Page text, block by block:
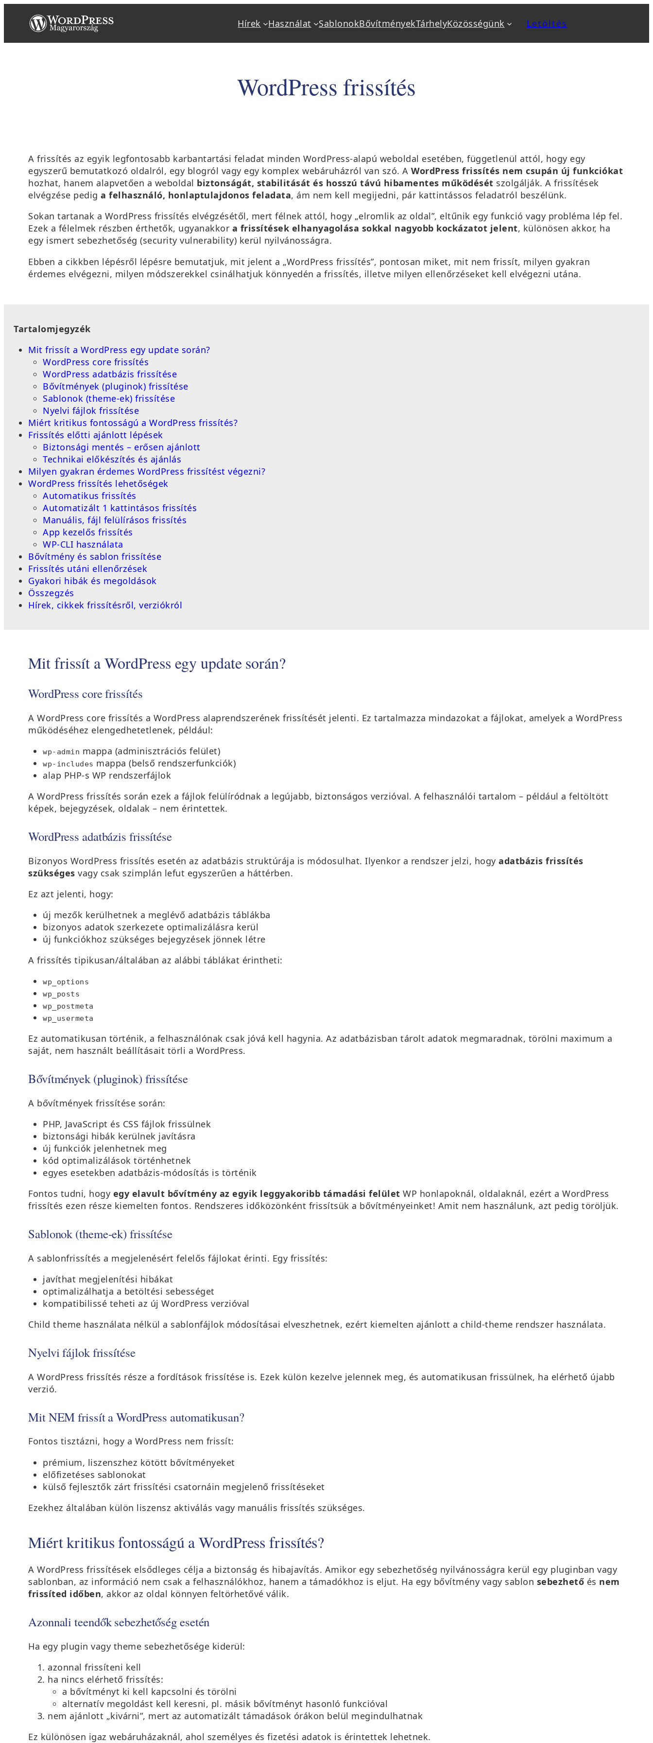
tartalomhoz
Hírek Használat
Jellemzők
Követelmények
Sablonok, bővítmények
Fejlesztő keresés
Beállítások
Bővítmény, sablon telepítés
Oktatás, tanfolyamok
SablonokBővítményekTárhelyKözösségünk Letöltés
WordPress frissítés
A frissítés az egyik legfontosabb karbantartási feladat minden WordPress-alapú weboldal esetében, függetlenül attól, hogy egy
egyszerű bemutatkozó oldalról, egy blogról vagy egy komplex webáruházról van szó. A WordPress frissítés nem csupán új funkciókat
hozhat, hanem alapvetően a weboldal biztonságát, stabilitását és hosszú távú hibamentes működését szolgálják. A frissítések
elvégzése pedig a felhasználó, honlaptulajdonos feladata, ám nem kell megijedni, pár kattintássos feladatról beszélünk.
Sokan tartanak a WordPress frissítés elvégzésétől, mert félnek attól, hogy „elromlik az oldal”, eltűnik egy funkció vagy probléma lép fel.
Ezek a félelmek részben érthetők, ugyanakkor a frissítések elhanyagolása sokkal nagyobb kockázatot jelent, különösen akkor, ha
egy ismert sebezhetőség (security vulnerability) kerül nyilvánosságra.
Ebben a cikkben lépésről lépésre bemutatjuk, mit jelent a „WordPress frissítés”, pontosan miket, mit nem frissít, milyen gyakran
érdemes elvégezni, milyen módszerekkel csinálhatjuk könnyedén a frissítés, illetve milyen ellenőrzéseket kell elvégezni utána.
Tartalomjegyzék
Mit frissít a WordPress egy update során?
WordPress core frissítés
WordPress adatbázis frissítése
Bővítmények (pluginok) frissítése
Sablonok (theme-ek) frissítése
Nyelvi fájlok frissítése
Miért kritikus fontosságú a WordPress frissítés?
Frissítés előtti ajánlott lépések
Biztonsági mentés – erősen ajánlott
Technikai előkészítés és ajánlás
Milyen gyakran érdemes WordPress frissítést végezni?
WordPress frissítés lehetőségek
Automatikus frissítés
Automatizált 1 kattintásos frissítés
Manuális, fájl felülírásos frissítés
App kezelős frissítés
WP-CLI használata
Bővítmény és sablon frissítése
Frissítés utáni ellenőrzések
Gyakori hibák és megoldások
Összegzés
Hírek, cikkek frissítésről, verziókról
Mit frissít a WordPress egy update során?
WordPress core frissítés
A WordPress core frissítés a WordPress alaprendszerének frissítését jelenti. Ez tartalmazza mindazokat a fájlokat, amelyek a WordPress
működéséhez elengedhetetlenek, például:
wp-admin mappa (adminisztrációs felület)
wp-includes mappa (belső rendszerfunkciók)
alap PHP-s WP rendszerfájlok
A WordPress frissítés során ezek a fájlok felülíródnak a legújabb, biztonságos verzióval. A felhasználói tartalom – például a feltöltött
képek, bejegyzések, oldalak – nem érintettek.
WordPress adatbázis frissítése
Bizonyos WordPress frissítés esetén az adatbázis struktúrája is módosulhat. Ilyenkor a rendszer jelzi, hogy adatbázis frissítés
szükséges vagy csak szimplán lefut egyszerűen a háttérben.
Ez azt jelenti, hogy:
új mezők kerülhetnek a meglévő adatbázis táblákba
bizonyos adatok szerkezete optimalizálásra kerül
új funkciókhoz szükséges bejegyzések jönnek létre
A frissítés tipikusan/általában az alábbi táblákat érintheti:
wp_options
wp_posts
wp_postmeta
wp_usermeta
Ez automatikusan történik, a felhasználónak csak jóvá kell hagynia. Az adatbázisban tárolt adatok megmaradnak, törölni maximum a
saját, nem használt beállításait törli a WordPress.
Bővítmények (pluginok) frissítése
A bővítmények frissítése során:
PHP, JavaScript és CSS fájlok frissülnek
biztonsági hibák kerülnek javításra
új funkciók jelenhetnek meg
kód optimalizálások történhetnek
egyes esetekben adatbázis-módosítás is történik
Fontos tudni, hogy egy elavult bővítmény az egyik leggyakoribb támadási felület WP honlapoknál, oldalaknál, ezért a WordPress
frissítés ezen része kiemelten fontos. Rendszeres időközönként frissítsük a bővítményeinket! Amit nem használunk, azt pedig töröljük.
Sablonok (theme-ek) frissítése
A sablonfrissítés a megjelenésért felelős fájlokat érinti. Egy frissítés:
javíthat megjelenítési hibákat
optimalizálhatja a betöltési sebességet
kompatibilissé teheti az új WordPress verzióval
Child theme használata nélkül a sablonfájlok módosításai elveszhetnek, ezért kiemelten ajánlott a child-theme rendszer használata.
Nyelvi fájlok frissítése
A WordPress frissítés része a fordítások frissítése is. Ezek külön kezelve jelennek meg, és automatikusan frissülnek, ha elérhető újabb
verzió.
Mit NEM frissít a WordPress automatikusan?
Fontos tisztázni, hogy a WordPress nem frissít:
prémium, liszenszhez kötött bővítményeket
előfizetéses sablonokat
külső fejlesztők zárt frissítési csatornáin megjelenő frissítéseket
Ezekhez általában külön liszensz aktiválás vagy manuális frissítés szükséges.
Miért kritikus fontosságú a WordPress frissítés?
A WordPress frissítések elsődleges célja a biztonság és hibajavítás. Amikor egy sebezhetőség nyilvánosságra kerül egy pluginban vagy
sablonban, az információ nem csak a felhasználókhoz, hanem a támadókhoz is eljut. Ha egy bővítmény vagy sablon sebezhető és nem
frissíted időben, akkor az oldal könnyen feltörhetővé válik.
Azonnali teendők sebezhetőség esetén
Ha egy plugin vagy theme sebezhetősége kiderül:
azonnal frissíteni kell
ha nincs elérhető frissítés:
a bővítményt ki kell kapcsolni és törölni
alternatív megoldást kell keresni, pl. másik bővítményt hasonló funkcióval
nem ajánlott „kivárni”, mert az automatizált támadások órákon belül megindulhatnak
Ez különösen igaz webáruházaknál, ahol személyes és fizetési adatok is érintettek lehetnek.